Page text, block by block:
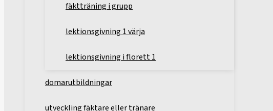
fäktträning i grupp
lektionsgivning 1 värja
lektionsgivning i florett 1
domarutbildningar
utveckling fäktare eller tränare